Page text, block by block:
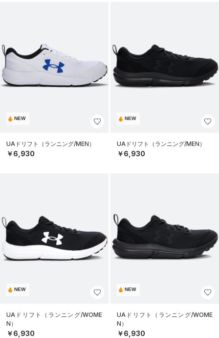
NEW
UAドリフト（ランニング/MEN）
￥6,930
NEW
UAドリフト（ランニング/MEN）
￥6,930
NEW
UAドリフト（ランニング/WOME
N）
￥6,930
NEW
UAドリフト（ランニング/WOME
N）
￥6,930